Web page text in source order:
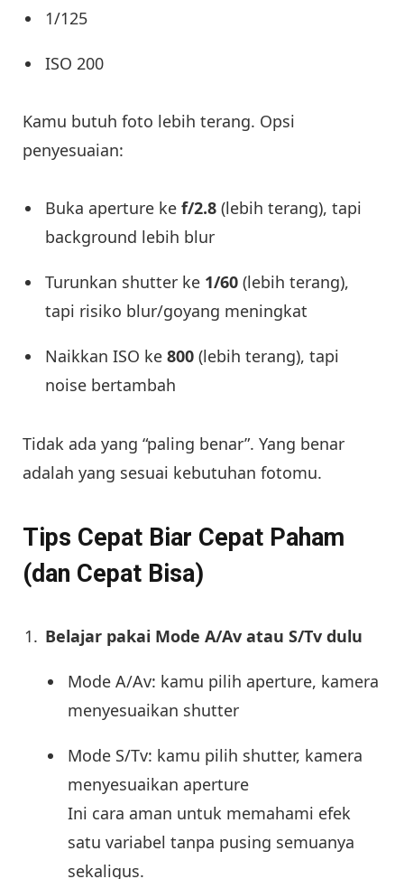
1/125
ISO 200
Kamu butuh foto lebih terang. Opsi
penyesuaian:
Buka aperture ke f/2.8 (lebih terang), tapi
background lebih blur
Turunkan shutter ke 1/60 (lebih terang),
tapi risiko blur/goyang meningkat
Naikkan ISO ke 800 (lebih terang), tapi
noise bertambah
Tidak ada yang “paling benar”. Yang benar
adalah yang sesuai kebutuhan fotomu.
Tips Cepat Biar Cepat Paham
(dan Cepat Bisa)
Belajar pakai Mode A/Av atau S/Tv dulu
Mode A/Av: kamu pilih aperture, kamera
menyesuaikan shutter
Mode S/Tv: kamu pilih shutter, kamera
menyesuaikan aperture
Ini cara aman untuk memahami efek
satu variabel tanpa pusing semuanya
sekaligus.